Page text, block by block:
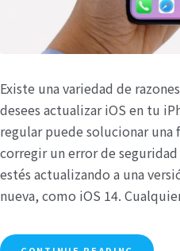
Existe una variedad de
desees actualizar iOS en tu
regular puede solucionar una
corregir un error de
estés actualizando a una
nueva, como iOS 14.